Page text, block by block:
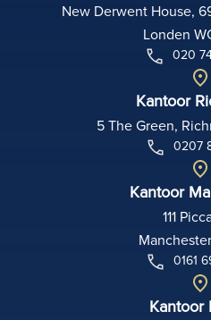
New Derwent House,
Londen
020
Kantoor
5 The Green,
0207
Kantoor
111
0161
Kantoor